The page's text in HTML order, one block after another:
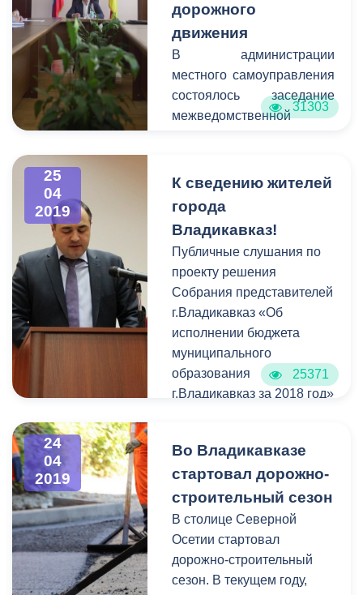
дорожного
движения
В администрации
местного самоуправления
состоялось заседание
межведомственной
движения во
председательством
первого заместителя
главы АМС
Владикавказа Тамерлана
Фарниева собравшиеся
обсудили вопросы,
касающиеся безопасности
всех участников
дорожного движения.
31303
25
04
2019
К сведению жителей
города
Владикавказ!
Публичные слушания по
проекту решения
Собрания представителей
г.Владикавказ «Об
исполнении бюджета
муниципального
образования
г.Владикавказ за 2018 год»
актовом зале
Администрации местного
самоуправления
г.Владикавказа, по адресу:
г.Владикавказ, пл.Штыба,
2.
Проект решения
25371
24
04
2019
Во Владикавказе
стартовал дорожно-
строительный сезон
В столице Северной
Осетии стартовал
дорожно-строительный
сезон. В текущем году,